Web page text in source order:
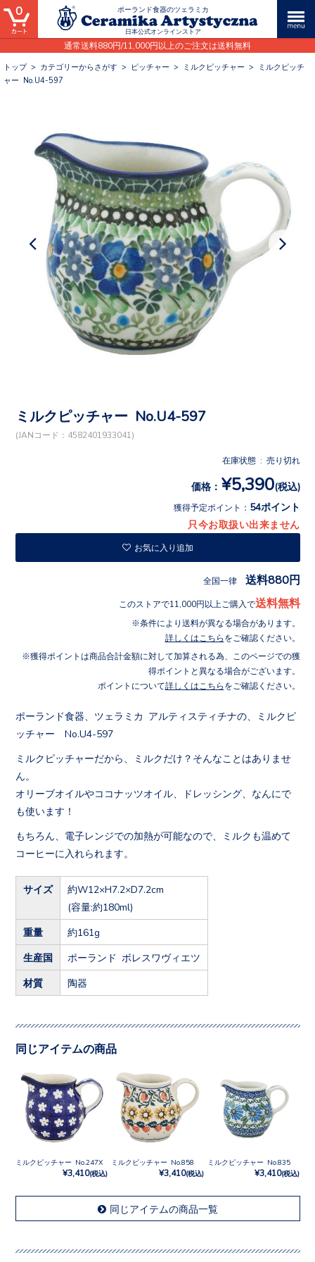
ポーランド食器のツェラミカ
日本公式オンラインストア
通常送料880円/11,000円以上のご注文は送料無料
0
トップ> カテゴリーからさがす > ピッチャー > ミルクピッチャー >
ミルクピッチ
ャー No.U4-597
ミルクピッチャー No.U4-597
(JANコード：4582401933041)
在庫状態 : 売り切れ
価格： ¥5,390(税込)
獲得予定ポイント： 54ポイント
只今お取扱い出来ません
お気に入り追加
全国一律 送料880円
このストアで11,000円以上ご購入で送料無料
条件により送料が異なる場合があります。
詳しくはこちら をご確認ください。
獲得ポイントは商品合計金額に対して加算される為、このページでの獲
得ポイントと異なる場合がございます。
ポイントについて詳しくはこちら をご確認ください。
ポーランド食器、ツェラミカ アルティスティチナの、ミルクピ
ッチャー No.U4-597
ミルクピッチャーだから、ミルクだけ？そんなことはありませ
ん。
オリーブオイルやココナッツオイル、ドレッシング、なんにで
も使います！
もちろん、電子レンジでの加熱が可能なので、ミルクも温めて
コーヒーに入れられます。
サイズ
約W12×H7.2×D7.2cm
(容量:約180ml)
重量 約161g
生産国 ポーランド ボレスワヴィエツ
材質 陶器
同じアイテムの商品
ミルクピッチャー No.247X
¥3,410(税込)
ミルクピッチャー No.858
¥3,410(税込)
ミルクピッチャー No.835
¥3,410(税込)
同じアイテムの商品一覧